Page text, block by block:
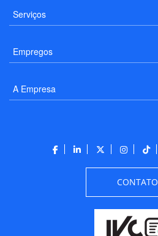
Serviços
Empregos
A Empresa
CONTATO